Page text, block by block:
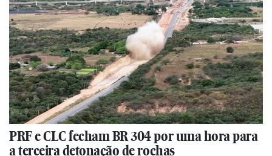
PRF e CLC fecham BR 304 por uma hora para
a terceira detonação de rochas